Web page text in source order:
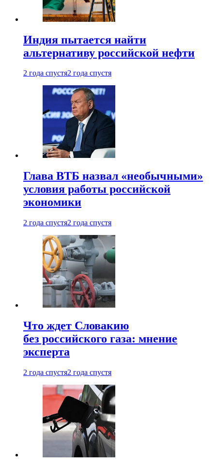
Индия пытается найти
альтернативу российской нефти
2 года спустя2 года спустя
Глава ВТБ назвал «необычными»
условия работы российской
экономики
2 года спустя2 года спустя
Что ждет Словакию
без российского газа: мнение
эксперта
2 года спустя2 года спустя